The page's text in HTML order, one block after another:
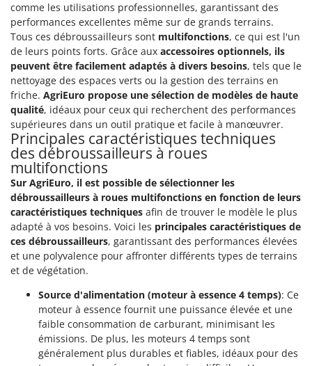
Perches Élagueuses
Pétrins à Spirale
Piscines
Planteuses de pommes de terre pour tracteur
Plateaux de coupe pour tracteur
Plumeuses
Pompes d'irrigation à tracteur
Pompes de transfert
Pompes immergées électriques
Postes à souder
Poussoirs à saucisse
Presses à pellets
Pressoirs à fruits
Pressoirs à Raisin
Pulvérisateurs
Pulvérisateurs portés
Francini
G
G3 Ferrari
Gardena
Garofalo
GeoTech
GeoTech Pro
Gierre
Ginko - MGM
Gipeco
Girmi
GRAEF
Gre
Greenworks
GRIFO
GVS
comme les utilisations professionnelles, garantissant des
performances excellentes même sur de grands terrains.
Tous ces débroussailleurs sont multifonctions, ce qui est l'un
de leurs points forts. Grâce aux accessoires optionnels, ils
peuvent être facilement adaptés à divers besoins, tels que le
nettoyage des espaces verts ou la gestion des terrains en
friche. AgriEuro propose une sélection de modèles de haute
qualité, idéaux pour ceux qui recherchent des performances
supérieures dans un outil pratique et facile à manœuvrer.
Principales caractéristiques techniques
des débroussailleurs à roues
multifonctions
Sur AgriEuro, il est possible de sélectionner les
débroussailleurs à roues multifonctions en fonction de leurs
caractéristiques techniques afin de trouver le modèle le plus
adapté à vos besoins. Voici les principales caractéristiques de
ces débroussailleurs, garantissant des performances élevées
et une polyvalence pour affronter différents types de terrains
et de végétation.
Source d'alimentation (moteur à essence 4 temps): Ce
moteur à essence fournit une puissance élevée et une
faible consommation de carburant, minimisant les
émissions. De plus, les moteurs 4 temps sont
généralement plus durables et fiables, idéaux pour des